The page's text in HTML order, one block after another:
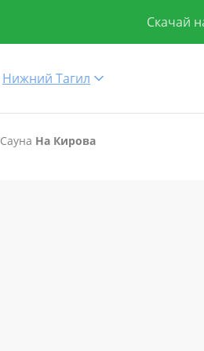
Скачай
Нижний Тагил
Сауна На Кирова